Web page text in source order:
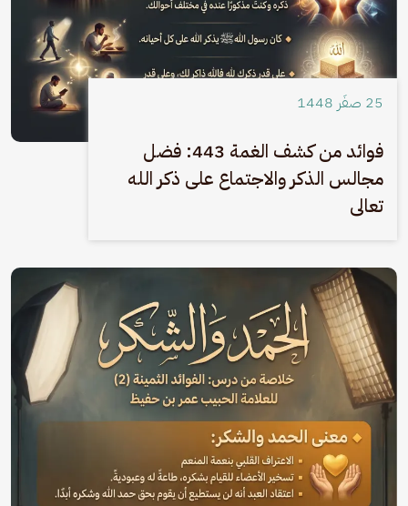
25 صفَر 1448
فوائد من كشف الغمة 443: فضل
مجالس الذكر والاجتماع على ذكر الله
تعالى
الصورة